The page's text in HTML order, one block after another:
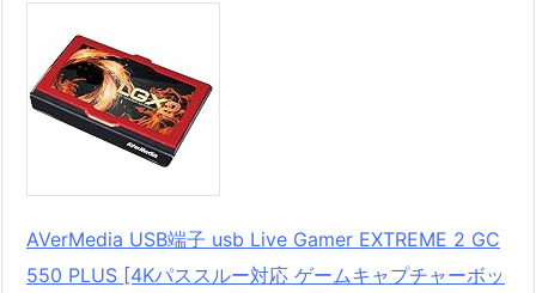
AVerMedia USB端子 usb Live Gamer EXTREME 2 GC
550 PLUS [4Kパススルー対応 ゲームキャプチャーボッ